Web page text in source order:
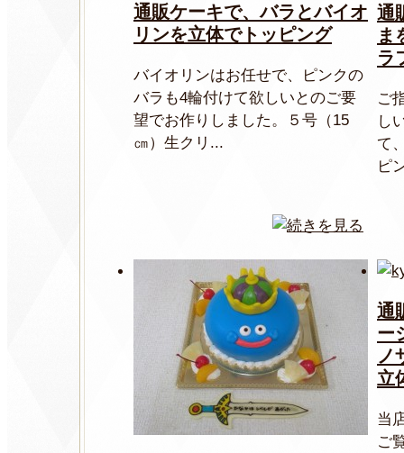
通販ケーキで、バラとバイオ
リンを立体でトッピング
バイオリンはお任せで、ピンクの
バラも4輪付けて欲しいとのご要
望でお作りしました。５号（15
㎝）生クリ...
通
ま
ラ
ご
し
て
ピ
通
ー
ノ
立
当
ご